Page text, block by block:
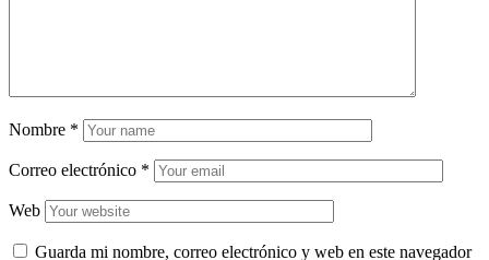
Nombre *
Correo electrónico *
Web
Guarda mi nombre, correo electrónico y web en este navegador